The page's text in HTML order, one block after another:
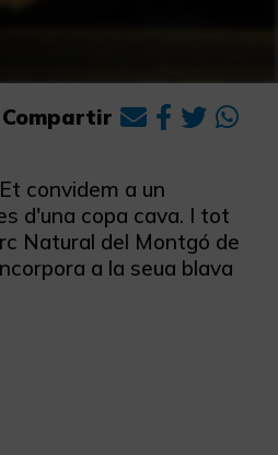
Compartir
convidem a un
d'una copa cava. I tot
Natural del Montgó de
a la seua blava